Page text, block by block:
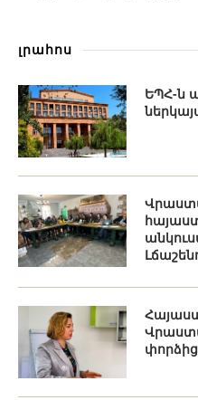
լրահոս
ԵՊՀ-ն